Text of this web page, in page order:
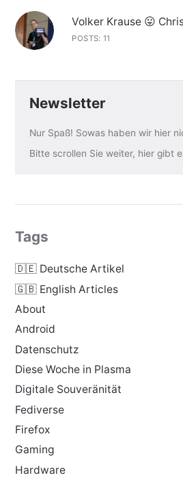
Volker Krause 😛
POSTS: 11
Newsletter
Nur Spaß! Sowas haben wir hier
Bitte scrollen Sie weiter, hier gibt
Tags
🇩🇪 Deutsche Artikel
🇬🇧 English Articles
About
Android
Datenschutz
Diese Woche in Plasma
Digitale Souveränität
Fediverse
Firefox
Gaming
Hardware